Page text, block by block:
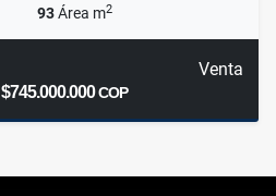
93Área m2
Venta
$745.000.000COP